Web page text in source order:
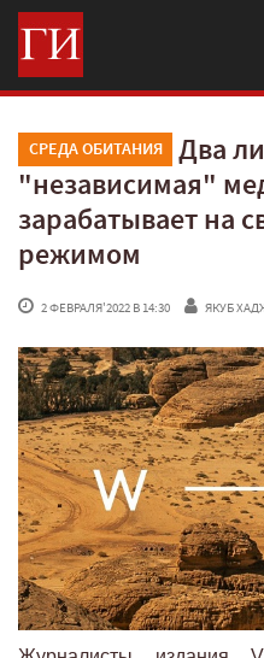
СРЕДА ОБИТАНИЯ
Два
"независимая"
зарабатывает на
режимом
2 ФЕВРАЛЯ'2022 В 14:30 ЯКУБ